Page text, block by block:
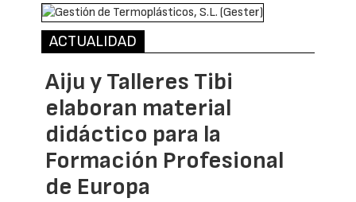
ACTUALIDAD
Aiju y Talleres Tibi
elaboran material
didáctico para la
Formación Profesional
de Europa